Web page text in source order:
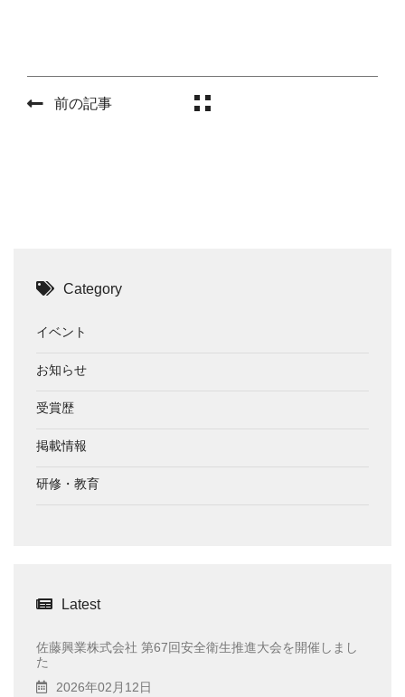
前の記事
Category
イベント
お知らせ
受賞歴
掲載情報
研修・教育
Latest
佐藤興業株式会社 第67回安全衛生推進大会を開催しまし
た
2026年02月12日